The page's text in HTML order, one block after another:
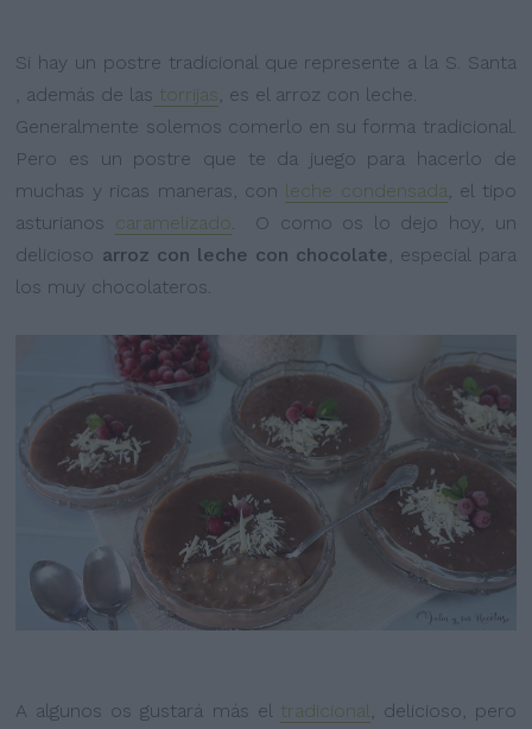
Si hay un postre tradicional que represente a la S. Santa
, además de las torrijas, es el arroz con leche.
Generalmente solemos comerlo en su forma tradicional.
Pero es un postre que te da juego para hacerlo de
muchas y ricas maneras, con leche condensada, el tipo
asturianos caramelizado. O como os lo dejo hoy, un
delicioso arroz con leche con chocolate, especial para
los muy chocolateros.
A algunos os gustará más el tradicional , delicioso, pero